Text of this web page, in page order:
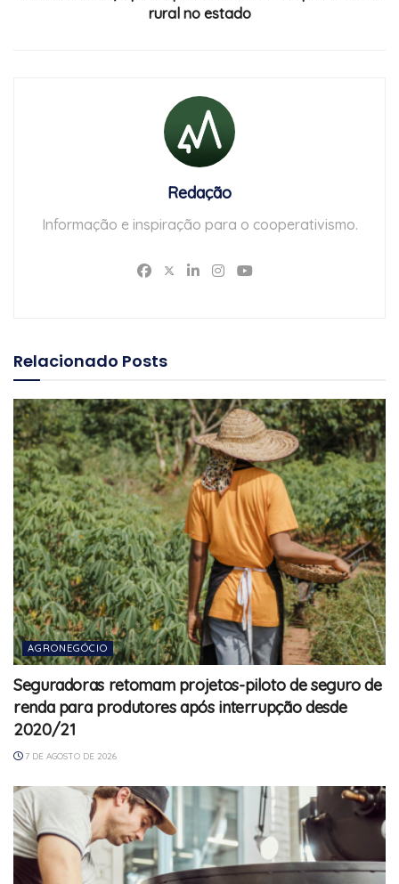
rural no estado
Redação
Informação e inspiração para o cooperativismo.
Relacionado Posts
AGRONEGÓCIO
Seguradoras retomam projetos-piloto de seguro de
renda para produtores após interrupção desde
2020/21
7 DE AGOSTO DE 2026